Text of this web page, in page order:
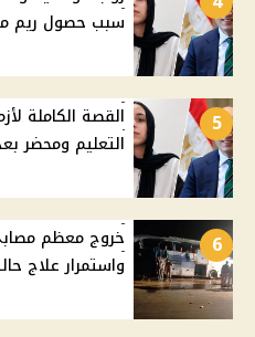
سبب حصول ريم محمد على 4%
5
التعليم ومحضر
6
خروج معظم
واستمرار علاج